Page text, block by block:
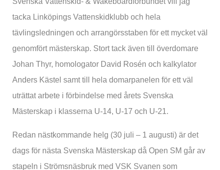
tacka Linköpings Vattenskidklubb och hela
tävlingsledningen och arrangörsstaben för ett mycket väl
genomfört mästerskap. Stort tack även till överdomare
Johan Thyr, homologator David Rosén och kalkylator
Anders Kästel samt till hela domarpanelen för ett väl
uträttat arbete i förbindelse med årets Svenska
Mästerskap i klasserna U-14, U-17 och U-21.
Redan nästkommande helg (30 juli – 1 augusti) är det
dags för nästa Svenska Mästerskap då Open SM går av
stapeln i Strömsnäsbruk med VSK Svanen som